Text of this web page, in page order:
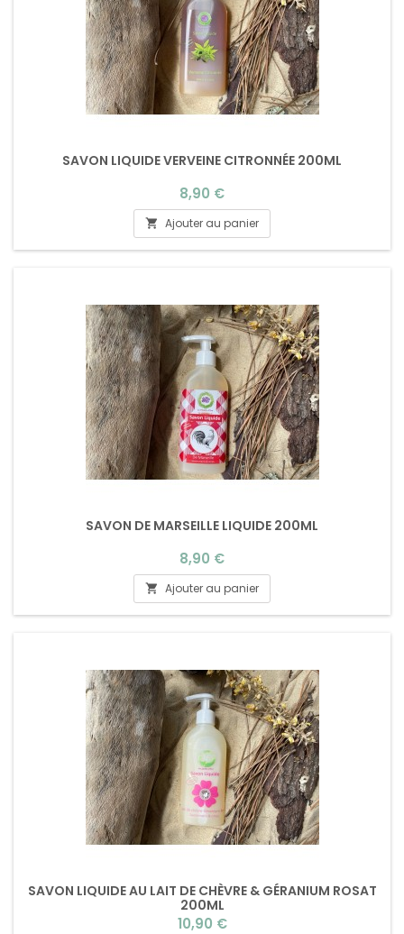
SAVON LIQUIDE VERVEINE CITRONNÉE 200ML
Prix
8,90 €
 Ajouter au panier
SAVON DE MARSEILLE LIQUIDE 200ML
Prix
8,90 €
 Ajouter au panier
SAVON LIQUIDE AU LAIT DE CHÈVRE & GÉRANIUM ROSAT
200ML
Prix
10,90 €